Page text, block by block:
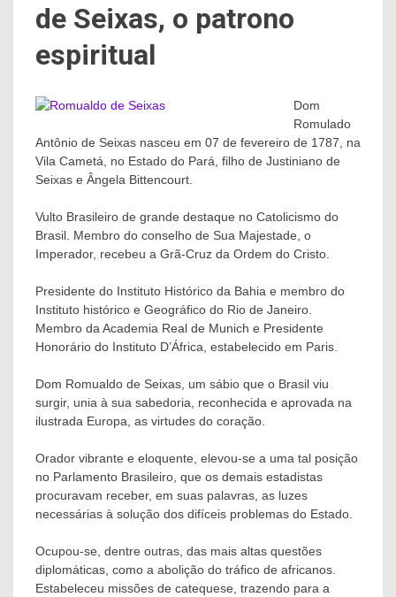
de Seixas, o patrono
espiritual
Dom
Romulado
Antônio de Seixas nasceu em 07 de fevereiro de 1787, na
Vila Cametá, no Estado do Pará, filho de Justiniano de
Seixas e Ângela Bittencourt.
Vulto Brasileiro de grande destaque no Catolicismo do
Brasil. Membro do conselho de Sua Majestade, o
Imperador, recebeu a Grã-Cruz da Ordem do Cristo.
Presidente do Instituto Histórico da Bahia e membro do
Instituto histórico e Geográfico do Rio de Janeiro.
Membro da Academia Real de Munich e Presidente
Honorário do Instituto D’África, estabelecido em Paris.
Dom Romualdo de Seixas, um sábio que o Brasil viu
surgir, unia à sua sabedoria, reconhecida e aprovada na
ilustrada Europa, as virtudes do coração.
Orador vibrante e eloquente, elevou-se a uma tal posição
no Parlamento Brasileiro, que os demais estadistas
procuravam receber, em suas palavras, as luzes
necessárias à solução dos difíceis problemas do Estado.
Ocupou-se, dentre outras, das mais altas questões
diplomáticas, como a abolição do tráfico de africanos.
Estabeleceu missões de catequese, trazendo para a